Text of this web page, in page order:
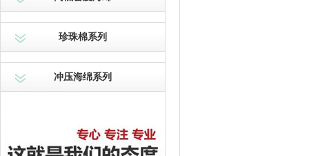
珍珠棉系列
冲压海绵系列